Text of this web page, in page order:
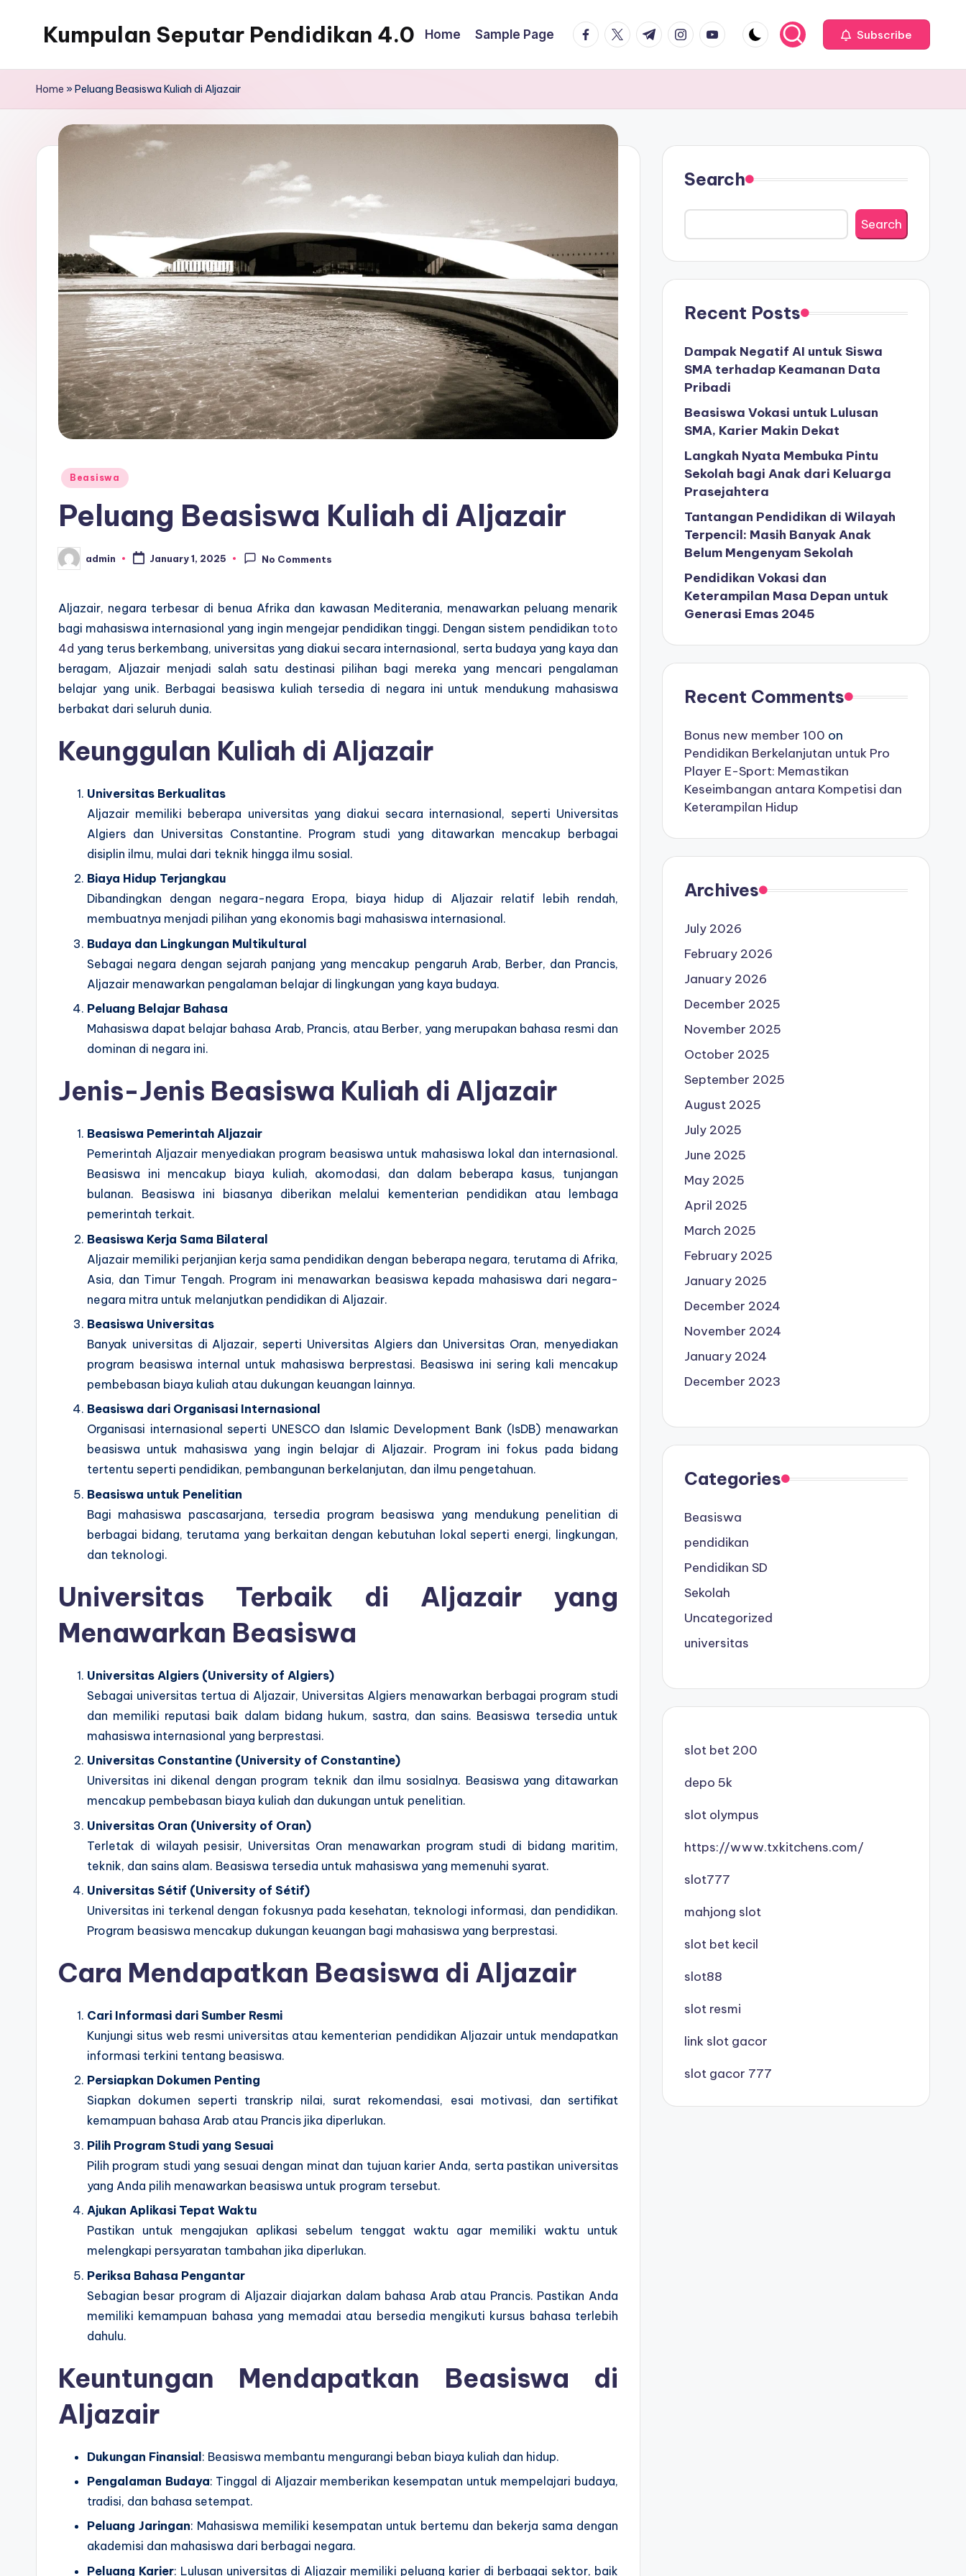
Kumpulan Seputar Pendidikan 4.0 Home Sample Page facebook.com
twitter.com
t.me instagram.com
youtube.com Subscribe
Home »Peluang Beasiswa Kuliah di Aljazair
Posted
Beasiswa
Peluang Beasiswa Kuliah di Aljazair
Posted
by
admin January 1, 2025 No Comments
Aljazair, negara terbesar di benua Afrika dan kawasan Mediterania, menawarkan peluang menarik
bagi mahasiswa internasional yang ingin mengejar pendidikan tinggi. Dengan sistem pendidikan toto
4d yang terus berkembang, universitas yang diakui secara internasional, serta budaya yang kaya dan
beragam, Aljazair menjadi salah satu destinasi pilihan bagi mereka yang mencari pengalaman
belajar yang unik. Berbagai beasiswa kuliah tersedia di negara ini untuk mendukung mahasiswa
berbakat dari seluruh dunia.
Keunggulan Kuliah di Aljazair
Universitas Berkualitas
Aljazair memiliki beberapa universitas yang diakui secara internasional, seperti Universitas
Algiers dan Universitas Constantine. Program studi yang ditawarkan mencakup berbagai
disiplin ilmu, mulai dari teknik hingga ilmu sosial.
Biaya Hidup Terjangkau
Dibandingkan dengan negara-negara Eropa, biaya hidup di Aljazair relatif lebih rendah,
membuatnya menjadi pilihan yang ekonomis bagi mahasiswa internasional.
Budaya dan Lingkungan Multikultural
Sebagai negara dengan sejarah panjang yang mencakup pengaruh Arab, Berber, dan Prancis,
Aljazair menawarkan pengalaman belajar di lingkungan yang kaya budaya.
Peluang Belajar Bahasa
Mahasiswa dapat belajar bahasa Arab, Prancis, atau Berber, yang merupakan bahasa resmi dan
dominan di negara ini.
Jenis-Jenis Beasiswa Kuliah di Aljazair
Beasiswa Pemerintah Aljazair
Pemerintah Aljazair menyediakan program beasiswa untuk mahasiswa lokal dan internasional.
Beasiswa ini mencakup biaya kuliah, akomodasi, dan dalam beberapa kasus, tunjangan
bulanan. Beasiswa ini biasanya diberikan melalui kementerian pendidikan atau lembaga
pemerintah terkait.
Beasiswa Kerja Sama Bilateral
Aljazair memiliki perjanjian kerja sama pendidikan dengan beberapa negara, terutama di Afrika,
Asia, dan Timur Tengah. Program ini menawarkan beasiswa kepada mahasiswa dari negara-
negara mitra untuk melanjutkan pendidikan di Aljazair.
Beasiswa Universitas
Banyak universitas di Aljazair, seperti Universitas Algiers dan Universitas Oran, menyediakan
program beasiswa internal untuk mahasiswa berprestasi. Beasiswa ini sering kali mencakup
pembebasan biaya kuliah atau dukungan keuangan lainnya.
Beasiswa dari Organisasi Internasional
Organisasi internasional seperti UNESCO dan Islamic Development Bank (IsDB) menawarkan
beasiswa untuk mahasiswa yang ingin belajar di Aljazair. Program ini fokus pada bidang
tertentu seperti pendidikan, pembangunan berkelanjutan, dan ilmu pengetahuan.
Beasiswa untuk Penelitian
Bagi mahasiswa pascasarjana, tersedia program beasiswa yang mendukung penelitian di
berbagai bidang, terutama yang berkaitan dengan kebutuhan lokal seperti energi, lingkungan,
dan teknologi.
Universitas Terbaik di Aljazair yang
Menawarkan Beasiswa
Universitas Algiers (University of Algiers)
Sebagai universitas tertua di Aljazair, Universitas Algiers menawarkan berbagai program studi
dan memiliki reputasi baik dalam bidang hukum, sastra, dan sains. Beasiswa tersedia untuk
mahasiswa internasional yang berprestasi.
Universitas Constantine (University of Constantine)
Universitas ini dikenal dengan program teknik dan ilmu sosialnya. Beasiswa yang ditawarkan
mencakup pembebasan biaya kuliah dan dukungan untuk penelitian.
Universitas Oran (University of Oran)
Terletak di wilayah pesisir, Universitas Oran menawarkan program studi di bidang maritim,
teknik, dan sains alam. Beasiswa tersedia untuk mahasiswa yang memenuhi syarat.
Universitas Sétif (University of Sétif)
Universitas ini terkenal dengan fokusnya pada kesehatan, teknologi informasi, dan pendidikan.
Program beasiswa mencakup dukungan keuangan bagi mahasiswa yang berprestasi.
Cara Mendapatkan Beasiswa di Aljazair
Cari Informasi dari Sumber Resmi
Kunjungi situs web resmi universitas atau kementerian pendidikan Aljazair untuk mendapatkan
informasi terkini tentang beasiswa.
Persiapkan Dokumen Penting
Siapkan dokumen seperti transkrip nilai, surat rekomendasi, esai motivasi, dan sertifikat
kemampuan bahasa Arab atau Prancis jika diperlukan.
Pilih Program Studi yang Sesuai
Pilih program studi yang sesuai dengan minat dan tujuan karier Anda, serta pastikan universitas
yang Anda pilih menawarkan beasiswa untuk program tersebut.
Ajukan Aplikasi Tepat Waktu
Pastikan untuk mengajukan aplikasi sebelum tenggat waktu agar memiliki waktu untuk
melengkapi persyaratan tambahan jika diperlukan.
Periksa Bahasa Pengantar
Sebagian besar program di Aljazair diajarkan dalam bahasa Arab atau Prancis. Pastikan Anda
memiliki kemampuan bahasa yang memadai atau bersedia mengikuti kursus bahasa terlebih
dahulu.
Keuntungan Mendapatkan Beasiswa di
Aljazair
Dukungan Finansial: Beasiswa membantu mengurangi beban biaya kuliah dan hidup.
Pengalaman Budaya: Tinggal di Aljazair memberikan kesempatan untuk mempelajari budaya,
tradisi, dan bahasa setempat.
Peluang Jaringan: Mahasiswa memiliki kesempatan untuk bertemu dan bekerja sama dengan
akademisi dan mahasiswa dari berbagai negara.
Peluang Karier: Lulusan universitas di Aljazair memiliki peluang karier di berbagai sektor, baik
Search
Search
Recent Posts
Dampak Negatif AI untuk Siswa
SMA terhadap Keamanan Data
Pribadi
Beasiswa Vokasi untuk Lulusan
SMA, Karier Makin Dekat
Langkah Nyata Membuka Pintu
Sekolah bagi Anak dari Keluarga
Prasejahtera
Tantangan Pendidikan di Wilayah
Terpencil: Masih Banyak Anak
Belum Mengenyam Sekolah
Pendidikan Vokasi dan
Keterampilan Masa Depan untuk
Generasi Emas 2045
Recent Comments
Bonus new member 100 on
Pendidikan Berkelanjutan untuk Pro
Player E-Sport: Memastikan
Keseimbangan antara Kompetisi dan
Keterampilan Hidup
Archives
July 2026
February 2026
January 2026
December 2025
November 2025
October 2025
September 2025
August 2025
July 2025
June 2025
May 2025
April 2025
March 2025
February 2025
January 2025
December 2024
November 2024
January 2024
December 2023
Categories
Beasiswa
pendidikan
Pendidikan SD
Sekolah
Uncategorized
universitas
slot bet 200
depo 5k
slot olympus
https://www.txkitchens.com/
slot777
mahjong slot
slot bet kecil
slot88
slot resmi
link slot gacor
slot gacor 777